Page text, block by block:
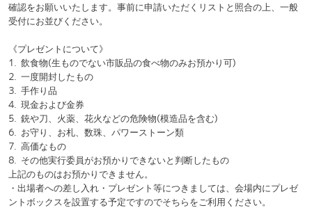
《カメラパスエリア内/カメラパス購入者のルール》
・カメラパスエリアは入場チケットとは別に販売されているカメラパス
・カメラパスエリア内では、一般エリアでは使用が禁止されている一眼
レフカメラや望遠レンズ付きカメラなどのサイズが大きいものや、一
脚・三脚などの機材を使用した撮影が可能です。
・カメラエリアは客席後方に設置予定です。
・本大会のカメラパスエリア設置スペースはステージから一定程度離れ
ております。予めご了承ください。
・本大会はスタンディングでのご観覧となります。段差のないフルフラ
ットの会場ですので、カメラパスをご購入されるお客様は三脚・一脚に
加え、土台を持参していただくことを
⚪︎投票について
《会場チケットをお持ちの方》
・今大会ではQRコードを用いた電子投票にて、お客様に出場者の審査を